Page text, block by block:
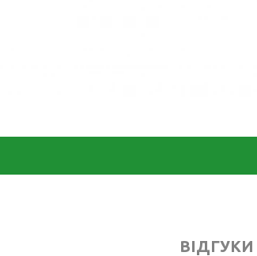
ВІДГУКИ